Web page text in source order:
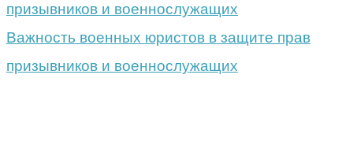
Важность военных юристов в защите прав
призывников и военнослужащих